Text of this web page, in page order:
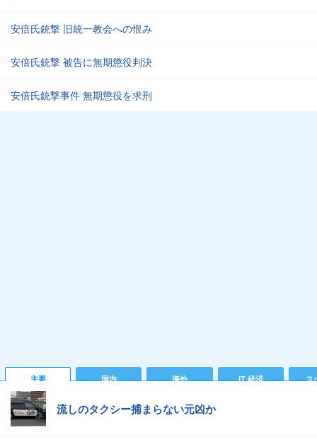
安倍氏銃撃 旧統一教会への恨み
安倍氏銃撃 被告に無期懲役判決
安倍氏銃撃事件 無期懲役を求刑
主要 国内 海外 IT 経済 ス
流しのタクシー捕まらない元凶か